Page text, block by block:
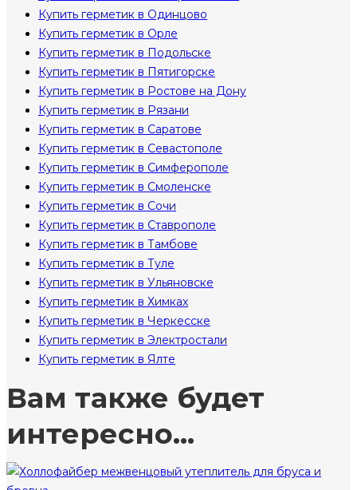
Купить герметик в Одинцово
Купить герметик в Орле
Купить герметик в Подольске
Купить герметик в Пятигорске
Купить герметик в Ростове на Дону
Купить герметик в Рязани
Купить герметик в Саратове
Купить герметик в Севастополе
Купить герметик в Симферополе
Купить герметик в Смоленске
Купить герметик в Сочи
Купить герметик в Ставрополе
Купить герметик в Тамбове
Купить герметик в Туле
Купить герметик в Ульяновске
Купить герметик в Химках
Купить герметик в Черкесске
Купить герметик в Электростали
Купить герметик в Ялте
Вам также будет
интересно…